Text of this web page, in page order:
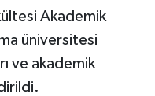
Akademik
üniversitesi
ve akademik